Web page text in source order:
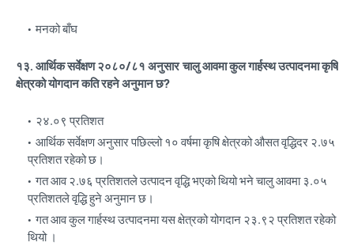
मनको बाँघ
१३. आर्थिक सर्वेक्षण २०८०/८१ अनुसार चालु आवमा कुल गार्हस्थ उत्पादनमा कृषि
क्षेत्रको योगदान कति रहने अनुमान छ?
२४.०९ प्रतिशत
आर्थिक सर्वेक्षण अनुसार पछिल्लो १० वर्षमा कृषि क्षेत्रको औसत वृद्धिदर २.७५
प्रतिशत रहेको छ।
गत आव २.७६ प्रतिशतले उत्पादन वृद्धि भएको थियो भने चालु आवमा ३.०५
प्रतिशतले वृद्धि हुने अनुमान छ।
गत आव कुल गार्हस्थ उत्पादनमा यस क्षेत्रको योगदान २३.९२ प्रतिशत रहेको
थियो ।